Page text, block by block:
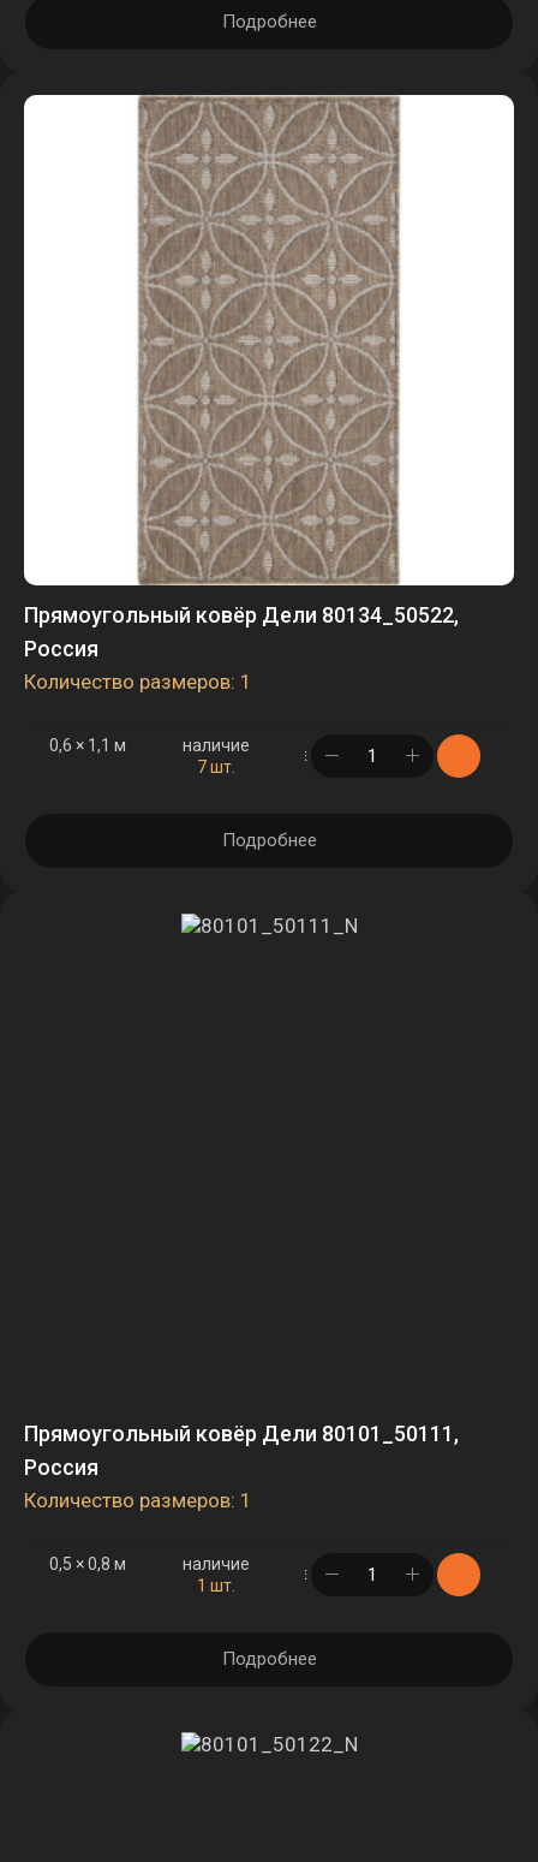
Подробнее
Прямоугольный ковёр Дели 80134_50522,
Россия
Количество размеров: 1
0,6 × 1,1 м
наличие
7 шт.
в корзине
Подробнее
Прямоугольный ковёр Дели 80101_50111,
Россия
Количество размеров: 1
0,5 × 0,8 м
наличие
1 шт.
в корзине
Подробнее